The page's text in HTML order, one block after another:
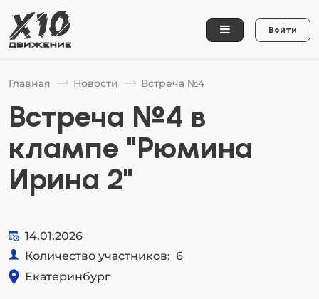
Войти
Главная Новости Встреча №4
Встреча №4 в
клампе "Рюмина
Ирина 2"
14.01.2026
Количество участников: 6
Екатеринбург